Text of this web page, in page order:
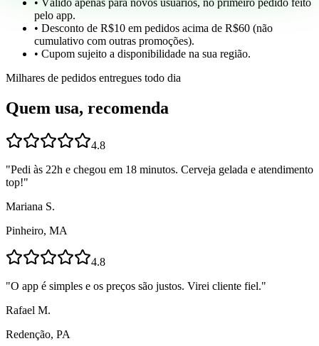
pelo app.
• Desconto de R$10 em pedidos acima de R$60 (não
cumulativo com outras promoções).
• Cupom sujeito a disponibilidade na sua região.
Milhares de pedidos entregues todo dia
Quem usa, recomenda
4.8
"Pedi às 22h e chegou em 18 minutos. Cerveja gelada e atendimento
top!"
Mariana S.
Pinheiro, MA
4.8
"O app é simples e os preços são justos. Virei cliente fiel."
Rafael M.
Redenção, PA